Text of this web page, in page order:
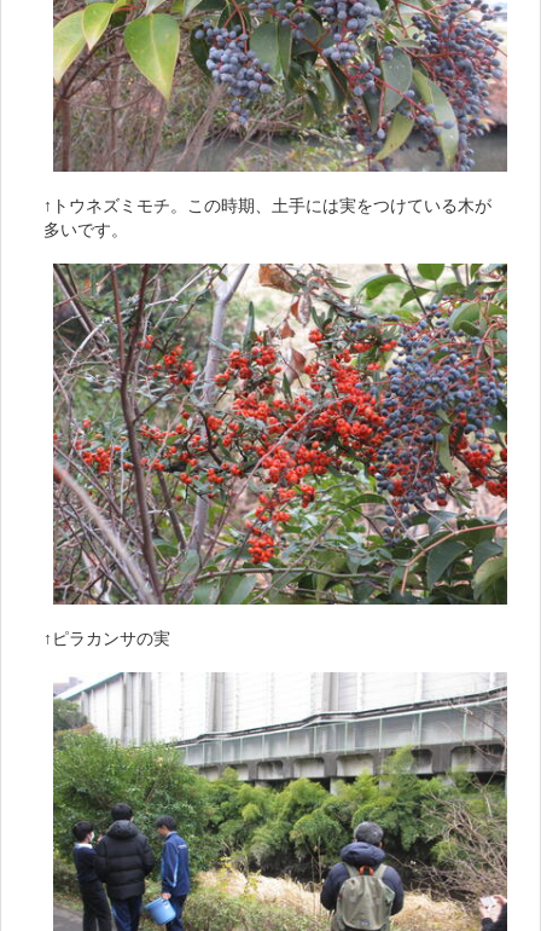
↑トウネズミモチ。この時期、土手には実をつけている木が
多いです。
↑ピラカンサの実